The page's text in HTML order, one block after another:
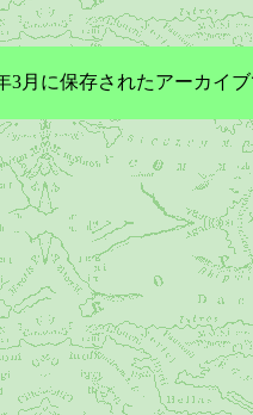
3月に保存されたアーカイ